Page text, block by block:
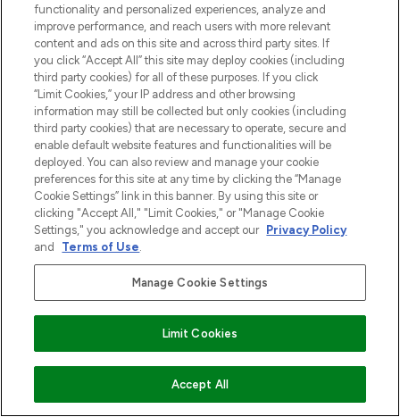
VOEG TOE AAN WINKELMANDJE
functionality and personalized experiences, analyze and
improve performance, and reach users with more relevant
content and ads on this site and across third party sites. If
you click “Accept All” this site may deploy cookies (including
third party cookies) for all of these purposes. If you click
“Limit Cookies,” your IP address and other browsing
information may still be collected but only cookies (including
third party cookies) that are necessary to operate, secure and
enable default website features and functionalities will be
deployed. You can also review and manage your cookie
preferences for this site at any time by clicking the “Manage
Cookie Settings” link in this banner. By using this site or
clicking "Accept All," "Limit Cookies," or "Manage Cookie
Settings," you acknowledge and accept our Privacy Policy
and
Terms of Use.
Manage Cookie Settings
Limit Cookies
Accept All